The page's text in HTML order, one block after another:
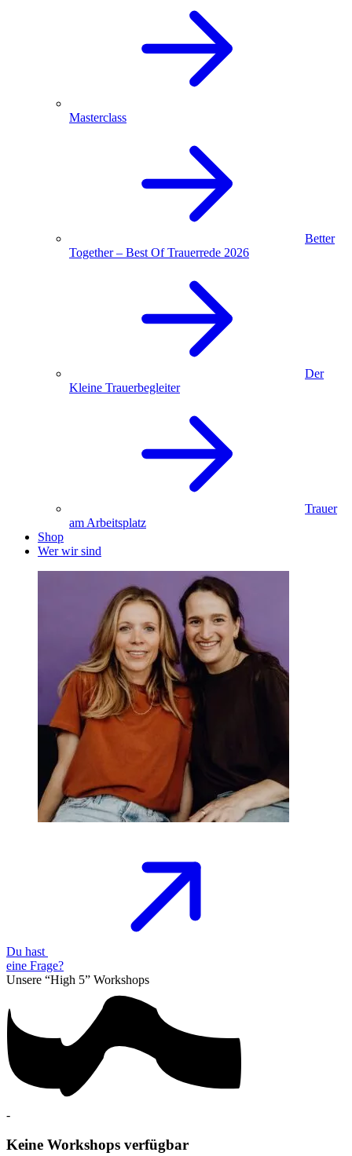
Masterclass
Better
Together – Best Of Trauerrede 2026
Der
Kleine Trauerbegleiter
Trauer
am Arbeitsplatz
Shop
Wer wir sind
Du hast
eine Frage?
Unsere “High 5” Workshops
-
Keine Workshops verfügbar